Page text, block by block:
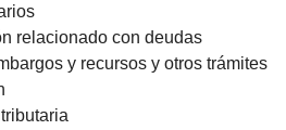
relacionado con deudas
y recursos y otros trámites